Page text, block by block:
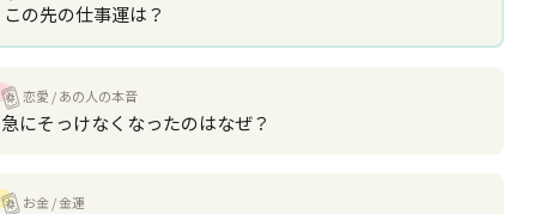
この先の仕事運は？
恋愛 あの人の本音
急にそっけなくなったのはなぜ？
お金 金運